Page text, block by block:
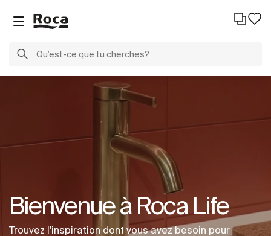
Bienvenue à Roca Life
Trouvez l'inspiration dont vous avez besoin pour